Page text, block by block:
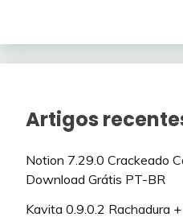
Artigos
Notion 7.29.0 Crackeado
Download Grátis PT-BR
Kavita 0.9.0.2 Rachadura